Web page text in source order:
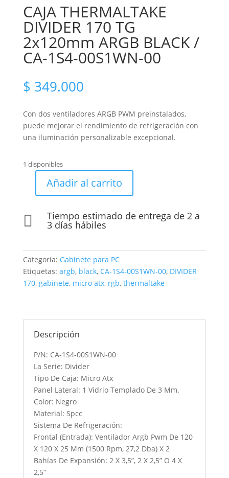
CAJA THERMALTAKE
DIVIDER 170 TG
2x120mm ARGB BLACK /
CA-1S4-00S1WN-00
$ 349.000
Con dos ventiladores ARGB PWM preinstalados,
puede mejorar el rendimiento de refrigeración con
una iluminación personalizable excepcional.
1 disponibles
DIVIDER
170
ARGB
BLACK
/
00S1WN-
Añadir al carrito
 Tiempo estimado de entrega de 2 a
3 días hábiles
Categoría: Gabinete para PC
Etiquetas: argb, black, CA-1S4-00S1WN-00, DIVIDER
170, gabinete, micro atx, rgb, thermaltake
Descripción
P/N: CA-1S4-00S1WN-00
La Serie: Divider
Tipo De Caja: Micro Atx
Panel Lateral: 1 Vidrio Templado De 3 Mm.
Color: Negro
Material: Spcc
Sistema De Refrigeración:
Frontal (Entrada): Ventilador Argb Pwm De 120
X 120 X 25 Mm (1500 Rpm, 27,2 Dba) X 2
Bahías De Expansión: 2 X 3,5”, 2 X 2,5” O 4 X
2,5”